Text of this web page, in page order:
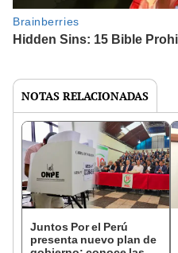
NOTAS RELACIONADAS
Juntos Por el Perú
presenta nuevo plan de